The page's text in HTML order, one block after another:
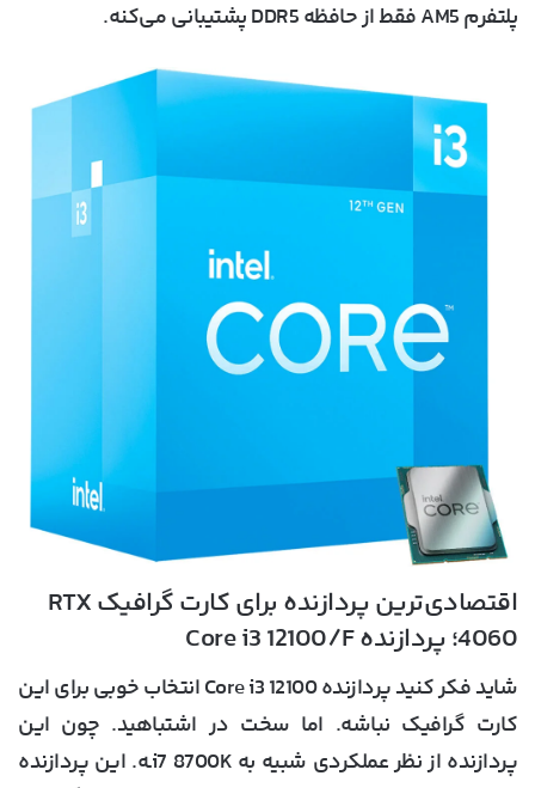
پلتفرم AM5 فقط از حافظه DDR5 پشتیبانی می‌کنه.
اقتصادی‌ترین پردازنده برای کارت گرافیک RTX
4060؛ پردازنده Core i3 12100/F
شاید فکر کنید پردازنده Core i3 12100 انتخاب خوبی برای این
کارت گرافیک نباشه. اما سخت در اشتباهید. چون این
پردازنده از نظر عملکردی شبیه به i7 8700Kـه. این پردازنده